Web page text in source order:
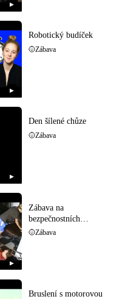
▶
▶
Robotický budíček
Zábava
▶
Den šílené chůze
Zábava
▶
Zábava na
bezpečnostních
kamerách
Zábava
Bruslení s motorovou